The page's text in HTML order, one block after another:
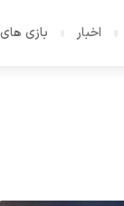
اخبار بازی